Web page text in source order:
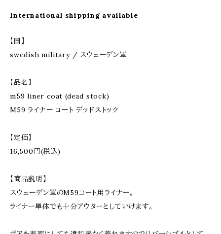
International shipping available
【国】
swedish military / スウェーデン軍
【品名】
m59 liner coat (dead stock)
M59 ライナー コート デッドストック
【定価】
16,500円(税込)
【商品説明】
スウェーデン軍のM59コート用ライナー。
ライナー単体でも十分アウターとしていけます。